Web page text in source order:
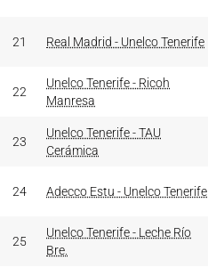
21 Real Madrid - Unelco Tenerife
22
Unelco Tenerife - Ricoh
Manresa
23
Unelco Tenerife - TAU
Cerámica
24 Adecco Estu - Unelco Tenerife
25
Unelco Tenerife - Leche Río
Bre.